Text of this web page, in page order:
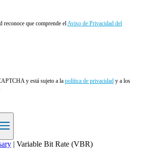
reconoce que comprende elAviso de Privacidad del
y está sujeto a la política de privacidad y a los
| Variable Bit Rate (VBR)